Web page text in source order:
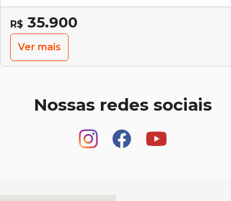
R$ 35.900
Ver mais
Nossas redes sociais